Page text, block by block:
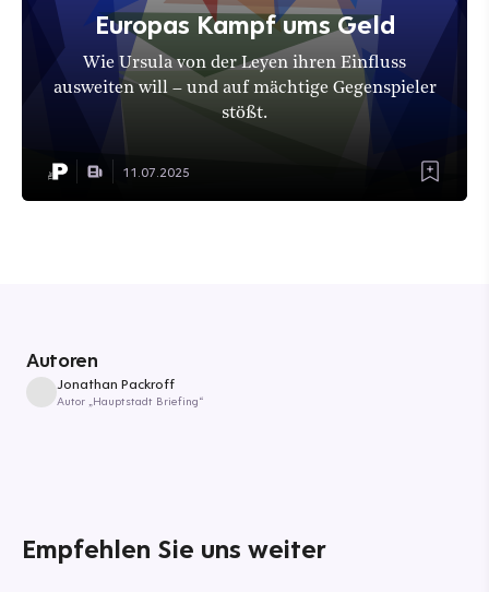
Europas Kampf ums Geld
Wie Ursula von der Leyen ihren Einfluss
ausweiten will – und auf mächtige Gegenspieler
stößt.
11.07.2025
Autoren
Jonathan Packroff
Autor „Hauptstadt Briefing“
Empfehlen Sie uns weiter